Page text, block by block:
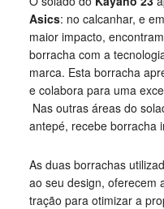
Asics: no calcanhar, e
maior impacto,
borracha com a
marca. Esta borracha
e colabora para uma
Nas outras áreas do
antepé, recebe borracha
As duas borrachas
ao seu design, oferecem
tração para otimizar a